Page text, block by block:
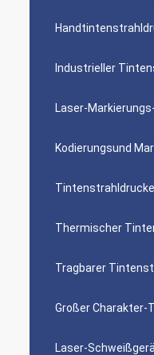
Industrieller
Laser-
Kodierungsund
Thermischer
Tragbarer
Großer
Laser-